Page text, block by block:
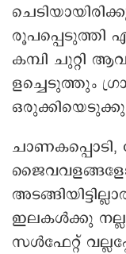
രൂപപ്പെടുത്തി
കമ്പി ചുറ്റി
ളച്ചെടുത്തും
ചാണകപ്പൊടി,
ജൈവവളങ്ങളോ
ഇലകൾക്കു നല്ല
സൾഫേറ്റ്